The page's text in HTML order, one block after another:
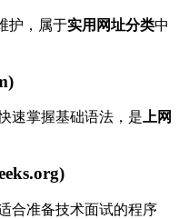
护，属于实用网址分类中
速掌握基础语法，是 上网
合准备技术面试的程序